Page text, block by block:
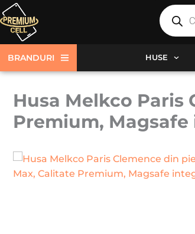
Skip
to
content
search
BRANDURI HUSE
Husa Melkco Paris
Premium,